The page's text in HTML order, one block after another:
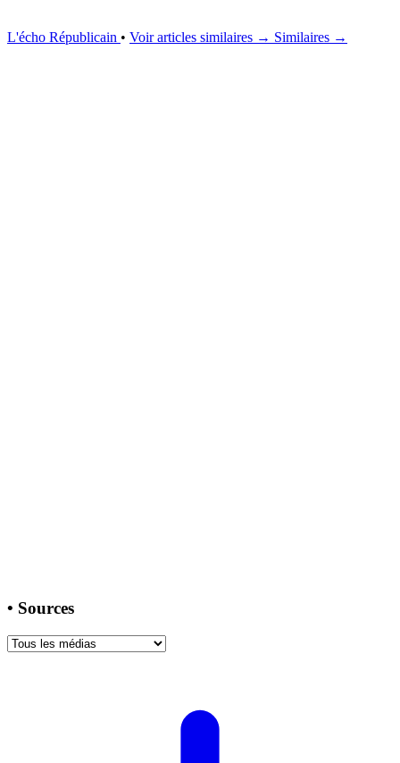
L'écho Républicain • Voir articles similaires → Similaires →
• Sources